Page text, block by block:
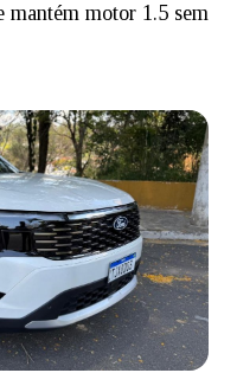
mantém motor 1.5 sem